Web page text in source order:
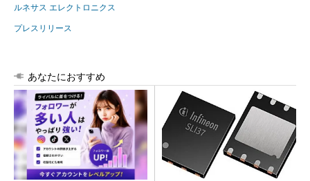
ルネサス エレクトロニクス
プレスリリース
あなたにおすすめ